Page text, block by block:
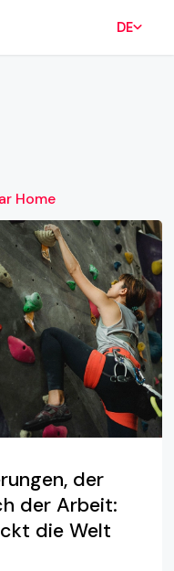
DE
Home
der
der Arbeit:
die Welt